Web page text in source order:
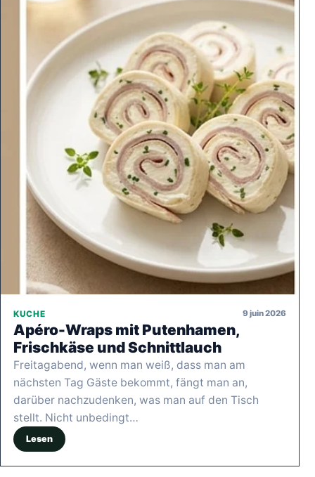
KUCHE 9 juin 2026
Apéro-Wraps mit Putenhamen,
Frischkäse und Schnittlauch
Freitagabend, wenn man weiß, dass man am
nächsten Tag Gäste bekommt, fängt man an,
darüber nachzudenken, was man auf den Tisch
stellt. Nicht unbedingt…
Lesen